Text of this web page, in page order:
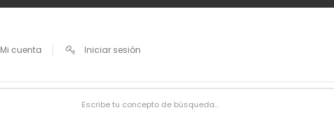
Mi cuenta Iniciar sesión